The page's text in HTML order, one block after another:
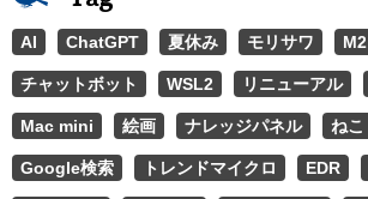
AI ChatGPT 夏休み モリサワ M2
チャットボット WSL2 リニューアル
Mac mini 絵画 ナレッジパネル ねこ
Google検索 トレンドマイクロ EDR